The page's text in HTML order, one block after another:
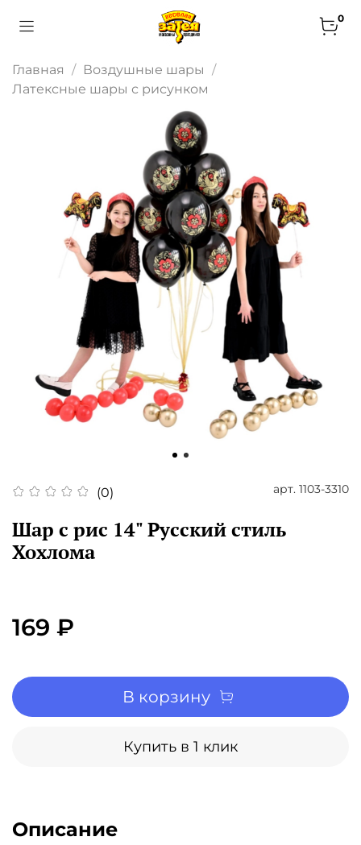
0
Главная
Воздушные шары
Латексные шары с рисунком
(0) арт. 1103-3310
Шар с рис 14" Русский стиль
Хохлома
169 ₽
В корзину
Купить в 1 клик
Описание